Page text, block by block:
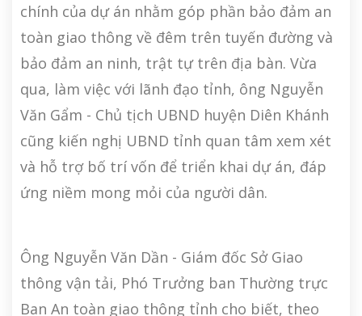
chính của dự án nhằm góp phần bảo đảm an
toàn giao thông về đêm trên tuyến đường và
bảo đảm an ninh, trật tự trên địa bàn. Vừa
qua, làm việc với lãnh đạo tỉnh, ông Nguyễn
Văn Gẩm - Chủ tịch UBND huyện Diên Khánh
cũng kiến nghị UBND tỉnh quan tâm xem xét
và hỗ trợ bố trí vốn để triển khai dự án, đáp
ứng niềm mong mỏi của người dân.
Ông Nguyễn Văn Dần - Giám đốc Sở Giao
thông vận tải, Phó Trưởng ban Thường trực
Ban An toàn giao thông tỉnh cho biết, theo